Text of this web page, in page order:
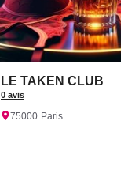
LE TAKEN CLUB
0 avis
75000 Paris